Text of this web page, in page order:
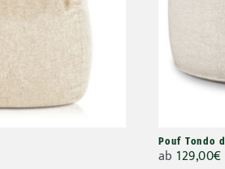
Pouf Tondo
ab 129,00€